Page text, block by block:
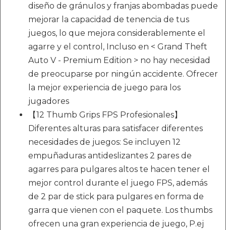
diseño de gránulos y franjas abombadas puede
mejorar la capacidad de tenencia de tus
juegos, lo que mejora considerablemente el
agarre y el control, Incluso en < Grand Theft
Auto V - Premium Edition > no hay necesidad
de preocuparse por ningún accidente. Ofrecer
la mejor experiencia de juego para los
jugadores
【12 Thumb Grips FPS Profesionales】
Diferentes alturas para satisfacer diferentes
necesidades de juegos: Se incluyen 12
empuñaduras antideslizantes 2 pares de
agarres para pulgares altos te hacen tener el
mejor control durante el juego FPS, además
de 2 par de stick para pulgares en forma de
garra que vienen con el paquete. Los thumbs
ofrecen una gran experiencia de juego, P.ej